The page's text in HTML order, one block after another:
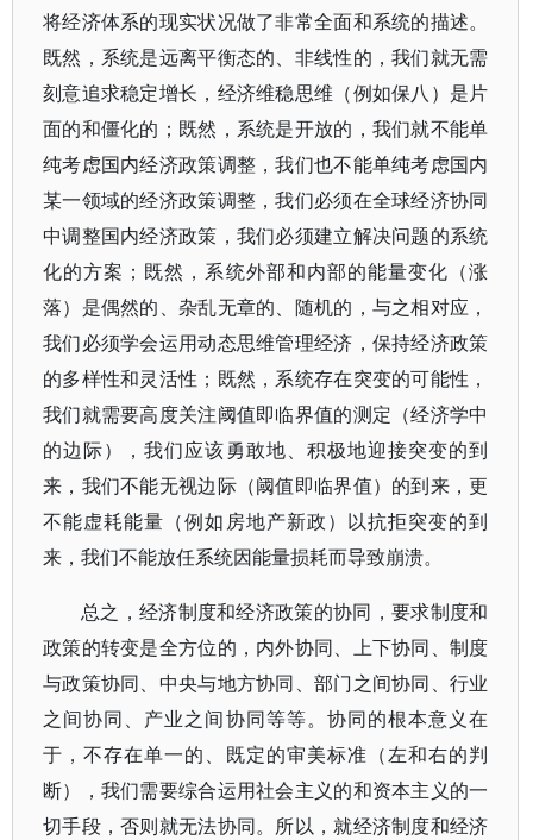
将经济体系的现实状况做了非常全面和系统的描述。
既然，系统是远离平衡态的、非线性的，我们就无需
刻意追求稳定增长，经济维稳思维（例如保八）是片
面的和僵化的；既然，系统是开放的，我们就不能单
纯考虑国内经济政策调整，我们也不能单纯考虑国内
某一领域的经济政策调整，我们必须在全球经济协同
中调整国内经济政策，我们必须建立解决问题的系统
化的方案；既然，系统外部和内部的能量变化（涨
落）是偶然的、杂乱无章的、随机的，与之相对应，
我们必须学会运用动态思维管理经济，保持经济政策
的多样性和灵活性；既然，系统存在突变的可能性，
我们就需要高度关注阈值即临界值的测定（经济学中
的边际），我们应该勇敢地、积极地迎接突变的到
来，我们不能无视边际（阈值即临界值）的到来，更
不能虚耗能量（例如房地产新政）以抗拒突变的到
来，我们不能放任系统因能量损耗而导致崩溃。
总之，经济制度和经济政策的协同，要求制度和
政策的转变是全方位的，内外协同、上下协同、制度
与政策协同、中央与地方协同、部门之间协同、行业
之间协同、产业之间协同等等。协同的根本意义在
于，不存在单一的、既定的审美标准（左和右的判
断），我们需要综合运用社会主义的和资本主义的一
切手段，否则就无法协同。所以，就经济制度和经济